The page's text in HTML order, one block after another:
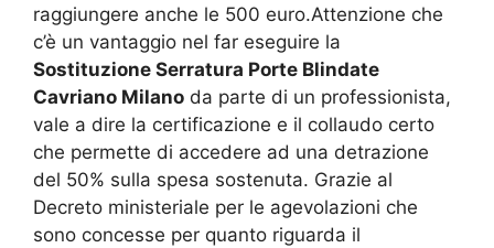
raggiungere anche le 500 euro.Attenzione che
c’è un vantaggio nel far eseguire la
Sostituzione Serratura Porte Blindate
Cavriano Milano da parte di un professionista,
vale a dire la certificazione e il collaudo certo
che permette di accedere ad una detrazione
del 50% sulla spesa sostenuta. Grazie al
Decreto ministeriale per le agevolazioni che
sono concesse per quanto riguarda il